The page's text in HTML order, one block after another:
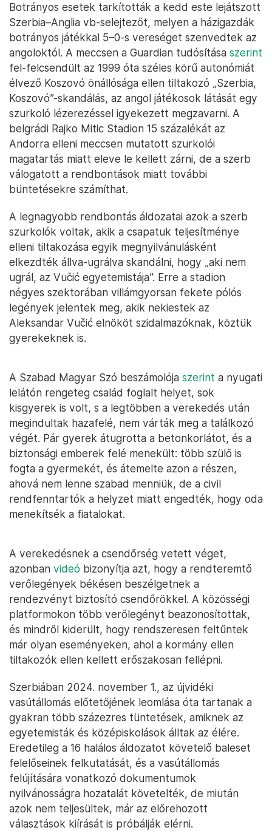
Botrányos esetek tarkították a kedd este lejátszott
Szerbia–Anglia vb-selejtezőt, melyen a házigazdák
botrányos játékkal 5–0-s vereséget szenvedtek az
angoloktól. A meccsen a Guardian tudósítása szerint
fel-felcsendült az 1999 óta széles körű autonómiát
élvező Koszovó önállósága ellen tiltakozó „Szerbia,
Koszovó”-skandálás, az angol játékosok látását egy
szurkoló lézerezéssel igyekezett megzavarni. A
belgrádi Rajko Mitic Stadion 15 százalékát az
Andorra elleni meccsen mutatott szurkolói
magatartás miatt eleve le kellett zárni, de a szerb
válogatott a rendbontások miatt további
büntetésekre számíthat.
A legnagyobb rendbontás áldozatai azok a szerb
szurkolók voltak, akik a csapatuk teljesítménye
elleni tiltakozása egyik megnyilvánulásként
elkezdték állva-ugrálva skandálni, hogy „aki nem
ugrál, az Vučić egyetemistája”. Erre a stadion
négyes szektorában villámgyorsan fekete pólós
legények jelentek meg, akik nekiestek az
Aleksandar Vučić elnököt szidalmazóknak, köztük
gyerekeknek is.
A Szabad Magyar Szó beszámolója szerint a nyugati
lelátón rengeteg család foglalt helyet, sok
kisgyerek is volt, s a legtöbben a verekedés után
megindultak hazafelé, nem várták meg a találkozó
végét. Pár gyerek átugrotta a betonkorlátot, és a
biztonsági emberek felé menekült: több szülő is
fogta a gyermekét, és átemelte azon a részen,
ahová nem lenne szabad menniük, de a civil
rendfenntartók a helyzet miatt engedték, hogy oda
menekítsék a fiatalokat.
A verekedésnek a csendőrség vetett véget,
azonban videó bizonyítja azt, hogy a rendteremtő
verőlegények békésen beszélgetnek a
rendezvényt biztosító csendőrökkel. A közösségi
platformokon több verőlegényt beazonosítottak,
és mindről kiderült, hogy rendszeresen feltűntek
már olyan eseményeken, ahol a kormány ellen
tiltakozók ellen kellett erőszakosan fellépni.
Szerbiában 2024. november 1., az újvidéki
vasútállomás előtetőjének leomlása óta tartanak a
gyakran több százezres tüntetések, amiknek az
egyetemisták és középiskolások álltak az élére.
Eredetileg a 16 halálos áldozatot követelő baleset
felelőseinek felkutatását, és a vasútállomás
felújítására vonatkozó dokumentumok
nyilvánosságra hozatalát követelték, de miután
azok nem teljesültek, már az előrehozott
választások kiírását is próbálják elérni.